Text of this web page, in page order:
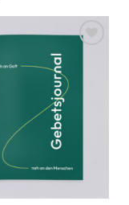
Merkzettel
hinzufügen